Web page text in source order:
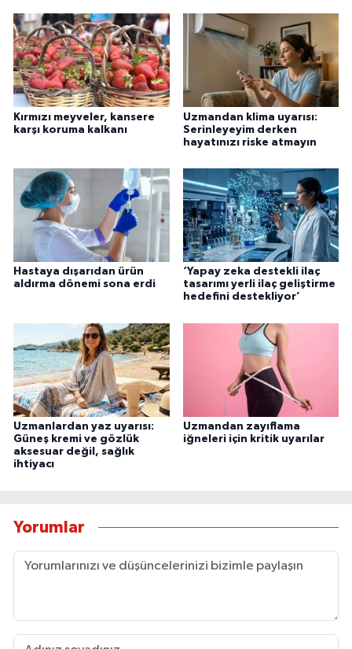
Kırmızı meyveler, kansere
karşı koruma kalkanı
Uzmandan klima uyarısı:
Serinleyeyim derken
hayatınızı riske atmayın
Hastaya dışarıdan ürün
aldırma dönemi sona erdi
‘Yapay zeka destekli ilaç
tasarımı yerli ilaç geliştirme
hedefini destekliyor’
Uzmanlardan yaz uyarısı:
Güneş kremi ve gözlük
aksesuar değil, sağlık
ihtiyacı
Uzmandan zayıflama
iğneleri için kritik uyarılar
Yorumlar